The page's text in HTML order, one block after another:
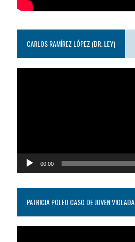
CARLOS RAMÍREZ LÓPEZ (DR. LEY)
00:00
PATRICIA POLEO CASO DE JOVEN VIOLADA